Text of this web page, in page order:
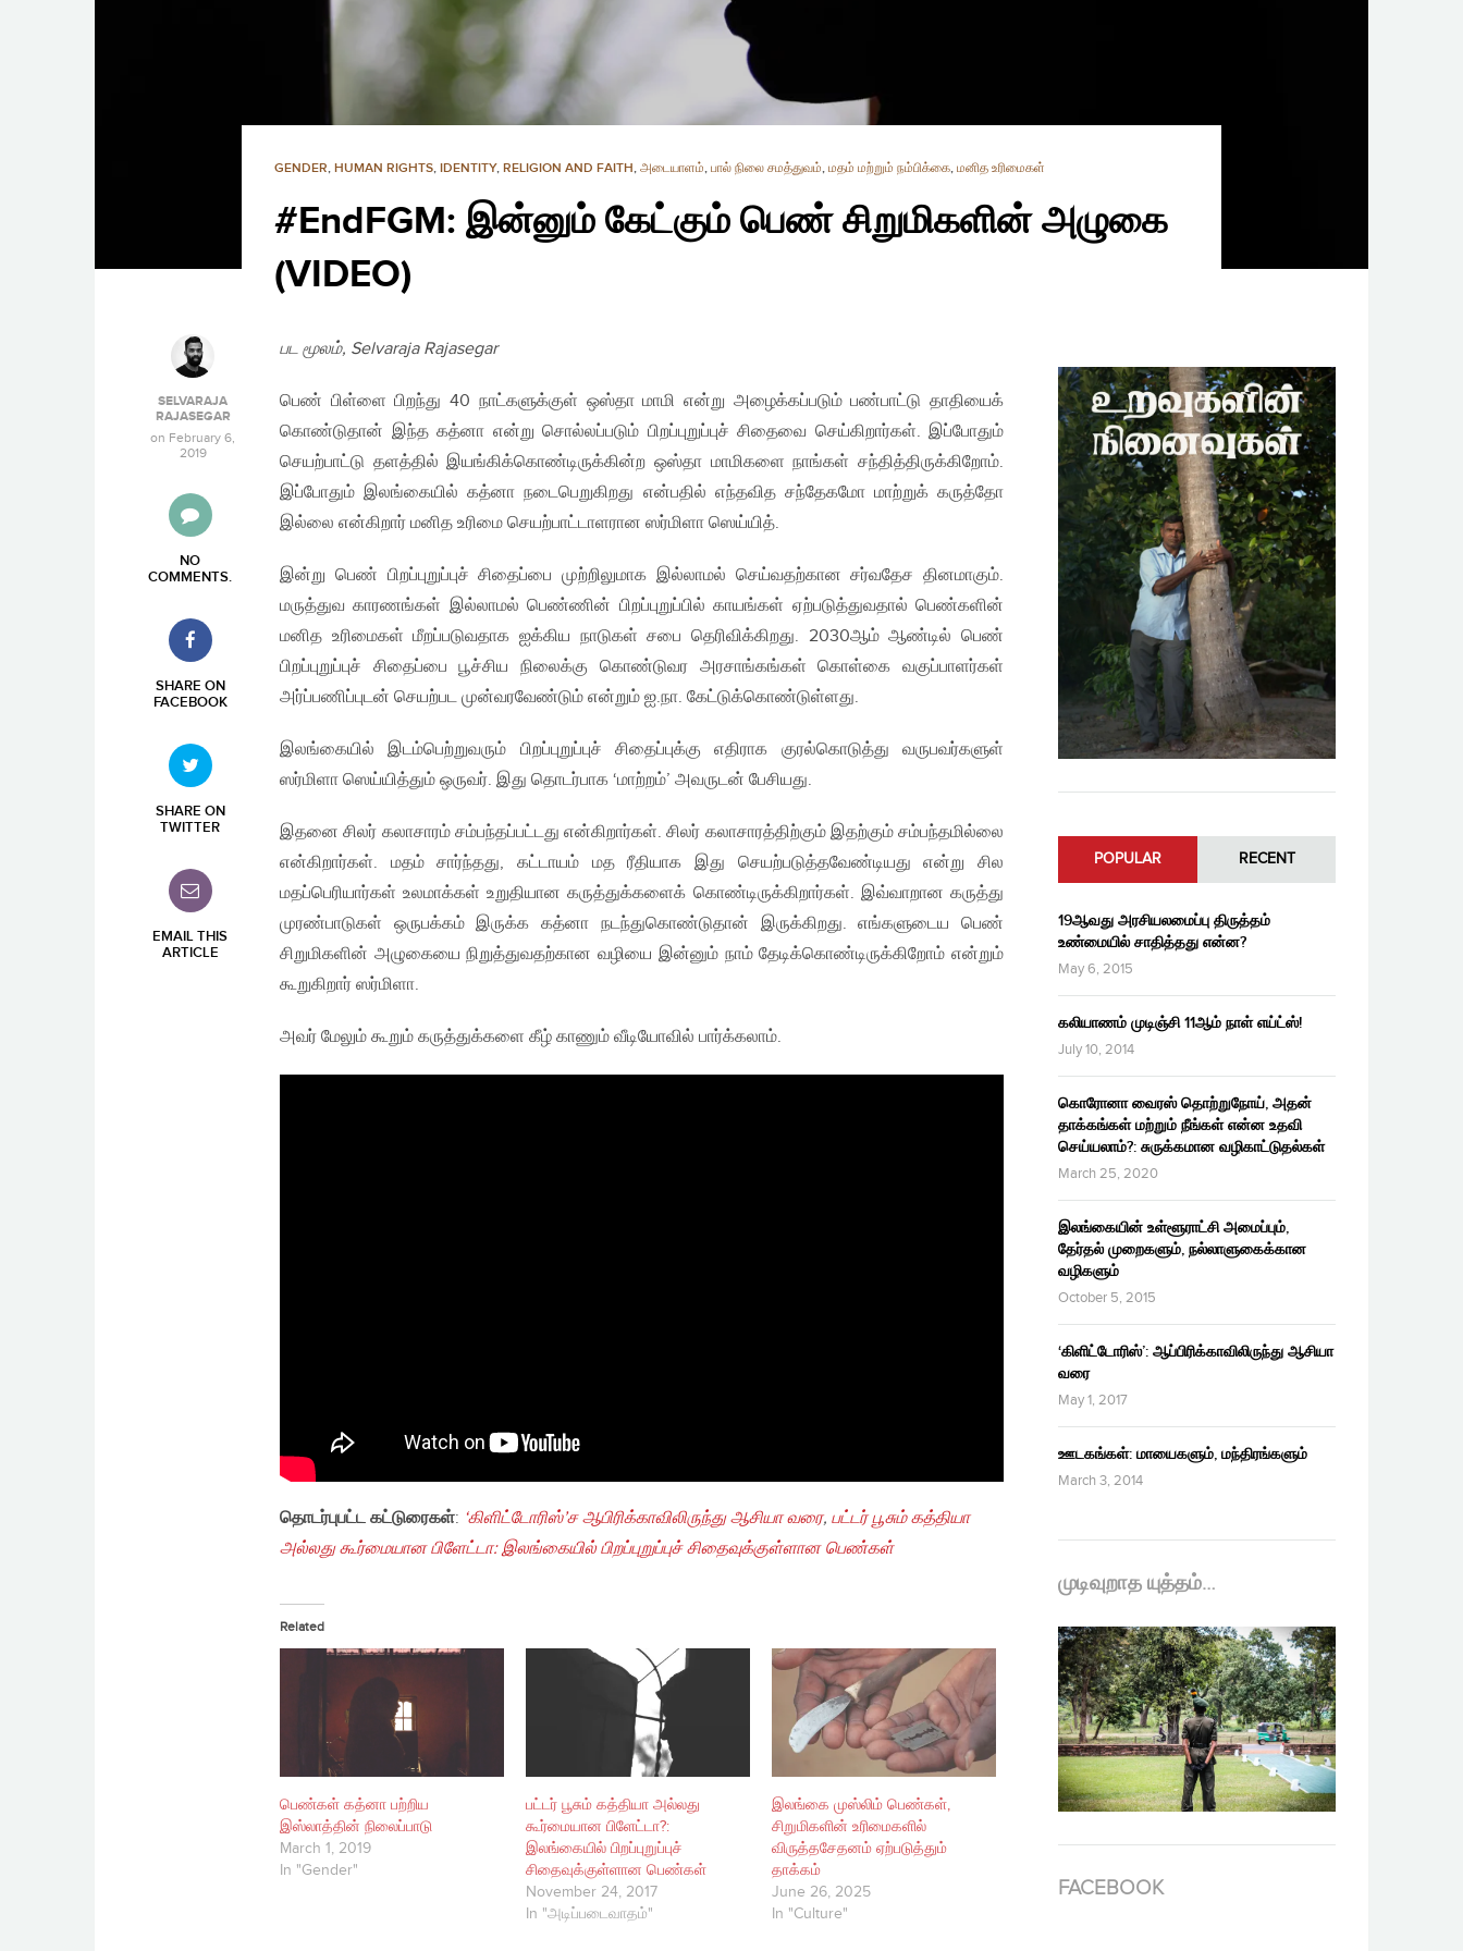
GENDER, HUMAN RIGHTS, IDENTITY, RELIGION AND FAITH, அடையாளம், பால் நிலை சமத்துவம், மதம் மற்றும் நம்பிக்கை, மனித உரிமைகள்
#EndFGM: இன்னும் கேட்கும் பெண் சிறுமிகளின் அழுகை
(VIDEO)
SELVARAJA
RAJASEGAR
on February 6,
2019
NO
COMMENTS.
SHARE ON
FACEBOOK
SHARE ON
TWITTER
EMAIL THIS
ARTICLE
பட மூலம், Selvaraja Rajasegar
பெண் பிள்ளை பிறந்து 40 நாட்களுக்குள் ஒஸ்தா மாமி என்று அழைக்கப்படும் பண்பாட்டு தாதியைக்
கொண்டுதான் இந்த கத்னா என்று சொல்லப்படும் பிறப்புறுப்புச் சிதைவை செய்கிறார்கள். இப்போதும்
செயற்பாட்டு தளத்தில் இயங்கிக்கொண்டிருக்கின்ற ஒஸ்தா மாமிகளை நாங்கள் சந்தித்திருக்கிறோம்.
இப்போதும் இலங்கையில் கத்னா நடைபெறுகிறது என்பதில் எந்தவித சந்தேகமோ மாற்றுக் கருத்தோ
இல்லை என்கிறார் மனித உரிமை செயற்பாட்டாளரான ஸர்மிளா ஸெய்யித்.
இன்று பெண் பிறப்புறுப்புச் சிதைப்பை முற்றிலுமாக இல்லாமல் செய்வதற்கான சர்வதேச தினமாகும்.
மருத்துவ காரணங்கள் இல்லாமல் பெண்ணின் பிறப்புறுப்பில் காயங்கள் ஏற்படுத்துவதால் பெண்களின்
மனித உரிமைகள் மீறப்படுவதாக ஐக்கிய நாடுகள் சபை தெரிவிக்கிறது. 2030ஆம் ஆண்டில் பெண்
பிறப்புறுப்புச் சிதைப்பை பூச்சிய நிலைக்கு கொண்டுவர அரசாங்கங்கள் கொள்கை வகுப்பாளர்கள்
அர்ப்பணிப்புடன் செயற்பட முன்வரவேண்டும் என்றும் ஐ.நா. கேட்டுக்கொண்டுள்ளது.
இலங்கையில் இடம்பெற்றுவரும் பிறப்புறுப்புச் சிதைப்புக்கு எதிராக குரல்கொடுத்து வருபவர்களுள்
ஸர்மிளா ஸெய்யித்தும் ஒருவர். இது தொடர்பாக ‘மாற்றம்’ அவருடன் பேசியது.
இதனை சிலர் கலாசாரம் சம்பந்தப்பட்டது என்கிறார்கள். சிலர் கலாசாரத்திற்கும் இதற்கும் சம்பந்தமில்லை
என்கிறார்கள். மதம் சார்ந்தது, கட்டாயம் மத ரீதியாக இது செயற்படுத்தவேண்டியது என்று சில
மதப்பெரியார்கள் உலமாக்கள் உறுதியான கருத்துக்களைக் கொண்டிருக்கிறார்கள். இவ்வாறான கருத்து
முரண்பாடுகள் ஒருபக்கம் இருக்க கத்னா நடந்துகொண்டுதான் இருக்கிறது. எங்களுடைய பெண்
சிறுமிகளின் அழுகையை நிறுத்துவதற்கான வழியை இன்னும் நாம் தேடிக்கொண்டிருக்கிறோம் என்றும்
கூறுகிறார் ஸர்மிளா.
அவர் மேலும் கூறும் கருத்துக்களை கீழ் காணும் வீடியோவில் பார்க்கலாம்.
தொடர்புபட்ட கட்டுரைகள்: ‘கிளிட்டோரிஸ்’ச ஆபிரிக்காவிலிருந்து ஆசியா வரை, பட்டர் பூசும் கத்தியா
அல்லது கூர்மையான பிளேட்டா: இலங்கையில் பிறப்புறுப்புச் சிதைவுக்குள்ளான பெண்கள்
Related
பெண்கள் கத்னா பற்றிய
இஸ்லாத்தின் நிலைப்பாடு
March 1, 2019
In "Gender"
பட்டர் பூசும் கத்தியா அல்லது
கூர்மையான பிளேட்டா?:
இலங்கையில் பிறப்புறுப்புச்
சிதைவுக்குள்ளான பெண்கள்
November 24, 2017
In "அடிப்படைவாதம்"
இலங்கை முஸ்லிம் பெண்கள்,
சிறுமிகளின் உரிமைகளில்
விருத்தசேதனம் ஏற்படுத்தும்
தாக்கம்
June 26, 2025
In "Culture"
POPULAR RECENT
19ஆவது அரசியலமைப்பு திருத்தம்
உண்மையில் சாதித்தது என்ன?
May 6, 2015
கலியாணம் முடிஞ்சி 11ஆம் நாள் எய்ட்ஸ்!
July 10, 2014
கொரோனா வைரஸ் தொற்றுநோய், அதன்
தாக்கங்கள் மற்றும் நீங்கள் என்ன உதவி
செய்யலாம்?: சுருக்கமான வழிகாட்டுதல்கள்
March 25, 2020
இலங்கையின் உள்ளூராட்சி அமைப்பும்,
தேர்தல் முறைகளும், நல்லாளுகைக்கான
வழிகளும்
October 5, 2015
‘கிளிட்டோரிஸ்’: ஆப்பிரிக்காவிலிருந்து ஆசியா
வரை
May 1, 2017
ஊடகங்கள்: மாயைகளும், மந்திரங்களும்
March 3, 2014
முடிவுறாத யுத்தம்…
FACEBOOK